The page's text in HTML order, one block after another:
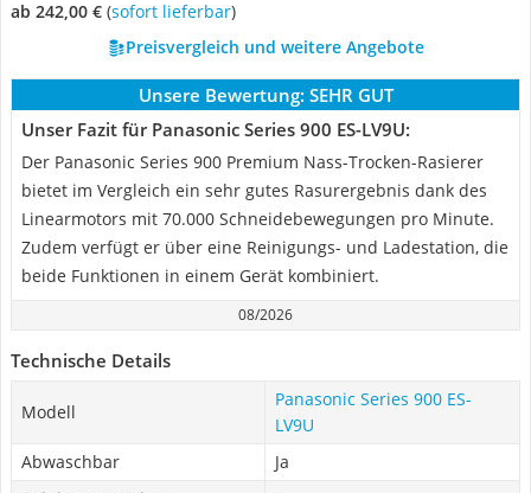
ab 242,00 € ( Sofort lieferbar)
Preisvergleich und weitere Angebote
Unsere Bewertung: SEHR GUT
Unser Fazit für Panasonic Series 900 ES-LV9U:
Der Panasonic Series 900 Premium Nass-Trocken-Rasierer
bietet im Vergleich ein sehr gutes Rasurergebnis dank des
Linearmotors mit 70.000 Schneidebewegungen pro Minute.
Zudem verfügt er über eine Reinigungs- und Ladestation, die
beide Funktionen in einem Gerät kombiniert.
08/2026
Technische Details
Modell
Panasonic Series 900 ES-
LV9U
Abwaschbar
Ja